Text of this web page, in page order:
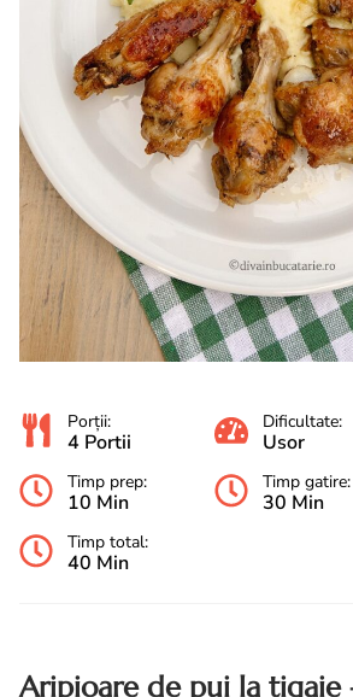
Porții:
4 Portii
Dificultate:
Usor
Timp prep:
10 Min
Timp gatire:
30 Min
Timp total:
40 Min
Aripioare de pui la tigaie